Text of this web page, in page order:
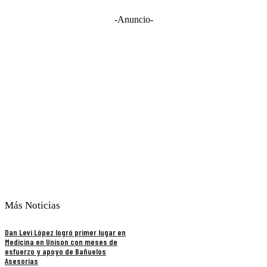
-Anuncio-
Más Noticias
Dan Levi López logró primer lugar en
Medicina en Unison con meses de
esfuerzo y apoyo de Bañuelos
Asesorías